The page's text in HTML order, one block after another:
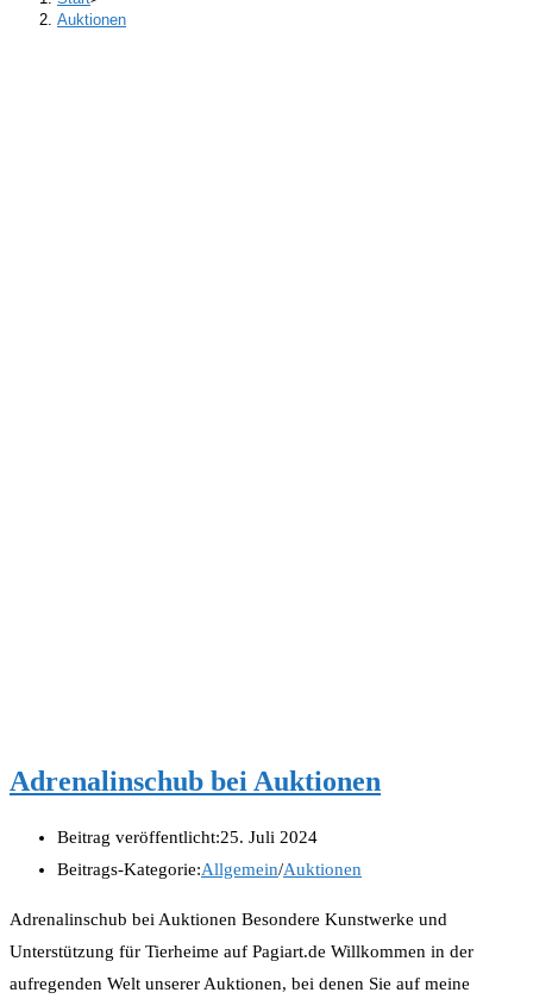
Auktionen
Adrenalinschub bei Auktionen
Beitrag veröffentlicht:25. Juli 2024
Beitrags-Kategorie:Allgemein/Auktionen
Adrenalinschub bei Auktionen Besondere Kunstwerke und
Unterstützung für Tierheime auf Pagiart.de Willkommen in der
aufregenden Welt unserer Auktionen, bei denen Sie auf meine